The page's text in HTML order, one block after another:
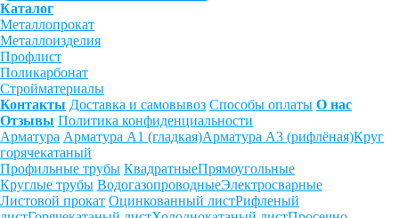
Каталог
Металлопрокат
Металлоизделия
Профлист
Поликарбонат
Стройматериалы
Контакты Доставка и самовывоз Способы оплаты О нас
Отзывы Политика конфиденциальности
Арматура Арматура А1 (гладкая)Арматура А3 (рифлёная)Круг
горячекатаный
Профильные трубы КвадратныеПрямоугольные
Круглые трубы ВодогазопроводныеЭлектросварные
Листовой прокат Оцинкованный листРифленый